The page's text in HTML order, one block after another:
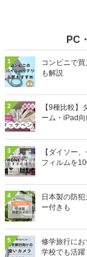
PC
1
コンビニで
も解説
2
【9種比較
ーム・iPad
3
【ダイソー
フィルムを
4
日本製の防
ー付きも
5
修学旅行に
学校でも活躍